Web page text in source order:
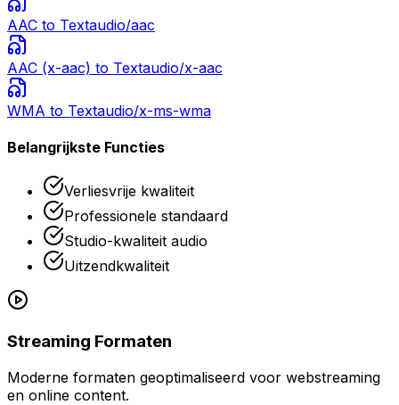
AAC to Textaudio/aac
AAC (x-aac) to Textaudio/x-aac
WMA to Textaudio/x-ms-wma
Belangrijkste Functies
Verliesvrije kwaliteit
Professionele standaard
Studio-kwaliteit audio
Uitzendkwaliteit
Streaming Formaten
Moderne formaten geoptimaliseerd voor webstreaming
en online content.